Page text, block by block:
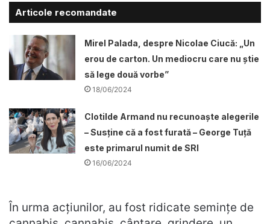
Articole recomandate
Mirel Palada, despre Nicolae Ciucă: „Un
erou de carton. Un mediocru care nu știe
să lege două vorbe”
18/06/2024
Clotilde Armand nu recunoaște alegerile
– Susține că a fost furată – George Tuță
este primarul numit de SRI
16/06/2024
În urma acțiunilor, au fost ridicate semințe de